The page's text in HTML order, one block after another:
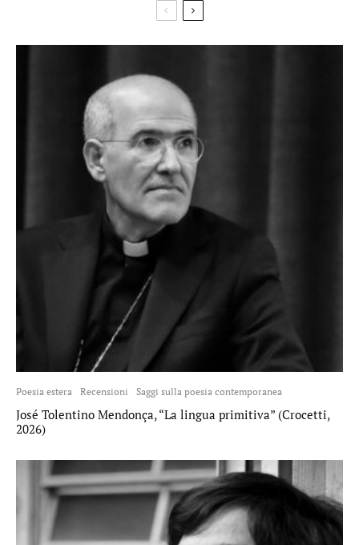
Poesia estera Recensioni Saggi sulla poesia contemporanea
José Tolentino Mendonça, “La lingua primitiva” (Crocetti,
2026)